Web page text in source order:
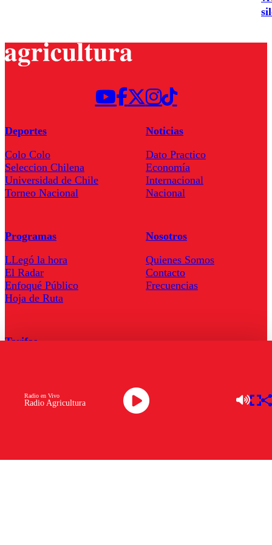
Radio Agricultura
Radio en Vivo
Deportes
Colo Colo
Seleccion Chilena
Universidad de Chile
Torneo Nacional
Noticias
Dato Practico
Economía
Internacional
Nacional
Programas
LLegó la hora
El Radar
Enfoqué Público
Hoja de Ruta
Nosotros
Quienes Somos
Contacto
Frecuencias
Tarifas
Descarga la APP